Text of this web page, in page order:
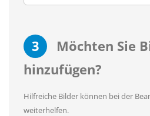
3
Möchten Sie
hinzufügen?
Hilfreiche Bilder können bei der
weiterhelfen.